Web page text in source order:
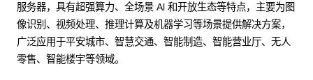
服务器，具有超强算力、全场景 Al 和开放生态等特点，主要为图
像识别、视频处理、推理计算及机器学习等场景提供解决方案，
广泛应用于平安城市、智慧交通、智能制造、智能营业厅、无人
零售、智能楼宇等领域。